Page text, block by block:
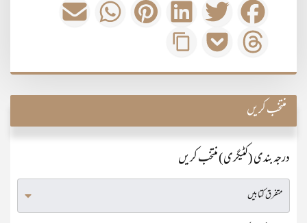
منتخب کریں
درجہ بندی (کٹیگری) منتخب کریں